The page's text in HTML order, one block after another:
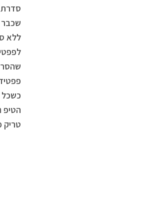
שכבר
ללא
כשכל
הטיפ
טריק